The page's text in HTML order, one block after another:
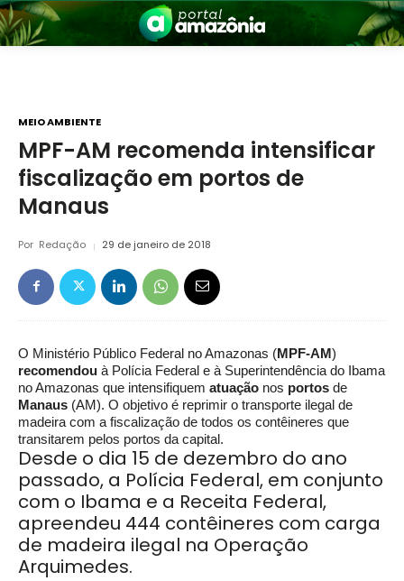
Amazônia
MEIO AMBIENTE
MPF-AM recomenda intensificar
fiscalização em portos de
Manaus
Por Redação 29 de janeiro de 2018
O Ministério Público Federal no Amazonas (MPF-AM)
recomendou à Polícia Federal e à Superintendência do Ibama
no Amazonas que intensifiquem atuação nos portos de
Manaus (AM). O objetivo é reprimir o transporte ilegal de
madeira com a fiscalização de todos os contêineres que
transitarem pelos portos da capital.
Desde o dia 15 de dezembro do ano
passado, a Polícia Federal, em conjunto
com o Ibama e a Receita Federal,
apreendeu 444 contêineres com carga
de madeira ilegal na Operação
Arquimedes.